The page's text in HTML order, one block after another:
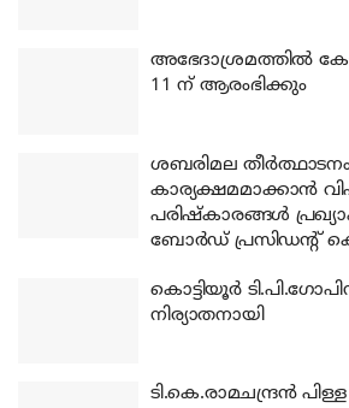
അഭേദാശ്രമത്തില്‍
11 ന് ആരംഭിക്കും
ശബരിമല
കാര്യക്ഷമമാക്കാന്‍
പരിഷ്‌കാരങ്ങള്‍
ബോര്‍ഡ് പ്രസിഡന്റ്
കൊട്ടിയൂര്‍
നിര്യാതനായി
ടി.കെ.രാമചന്ദ്രന്‍